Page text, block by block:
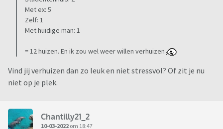
Met ex: 5
Zelf: 1
Met huidige man: 1
= 12 huizen. En ik zou wel weer willen verhuizen
Vind jij verhuizen dan zo leuk en niet stressvol? Of zit je nu
niet op je plek.
Chantilly21_2
10-03-2022 om 18:47